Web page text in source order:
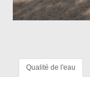
Qualité de l'eau